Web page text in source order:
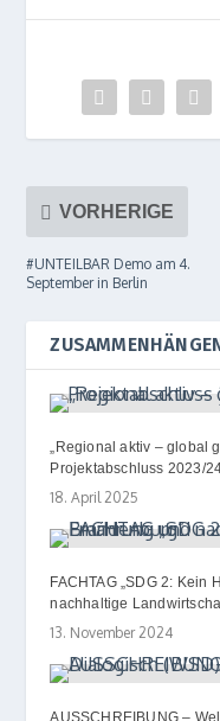
VORHERIGE
#UNTEILBAR Demo am 4.
September in Berlin
„Regional aktiv – global
Projektabschluss 2023/​
18. April 2025
FACHTAG „SDG 2: Kein
nachhaltige
13. November 2024
AUSSCHREIBUNG –